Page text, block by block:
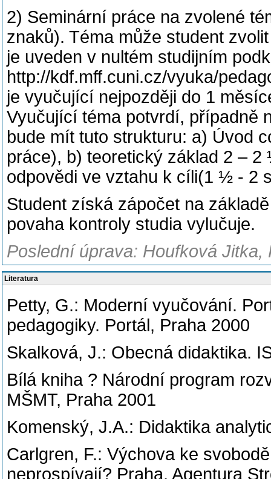
2) Seminární práce na zvolené
znaků). Téma může student
je uveden v nultém studijním
http://kdf.mff.cuni.cz/vyuka/
je vyučující nejpozději do 1
Vyučující téma potvrdí, případně
bude mít tuto strukturu: a) Úvod
práce), b) teoretický základ 2 –
odpovědi ve vztahu k cíli(1 ½ - 2
Student získá zápočet na
povaha kontroly studia vylučuje.
Poslední úprava: Houfková Jitka,
Literatura
Petty, G.: Moderní vyučování.
pedagogiky. Portál, Praha 2000
Skalková, J.: Obecná didaktika.
Bílá kniha ? Národní program
MŠMT, Praha 2001
Komenský, J.A.: Didaktika
Carlgren, F.: Výchova ke
neprospívají? Praha, Agentura